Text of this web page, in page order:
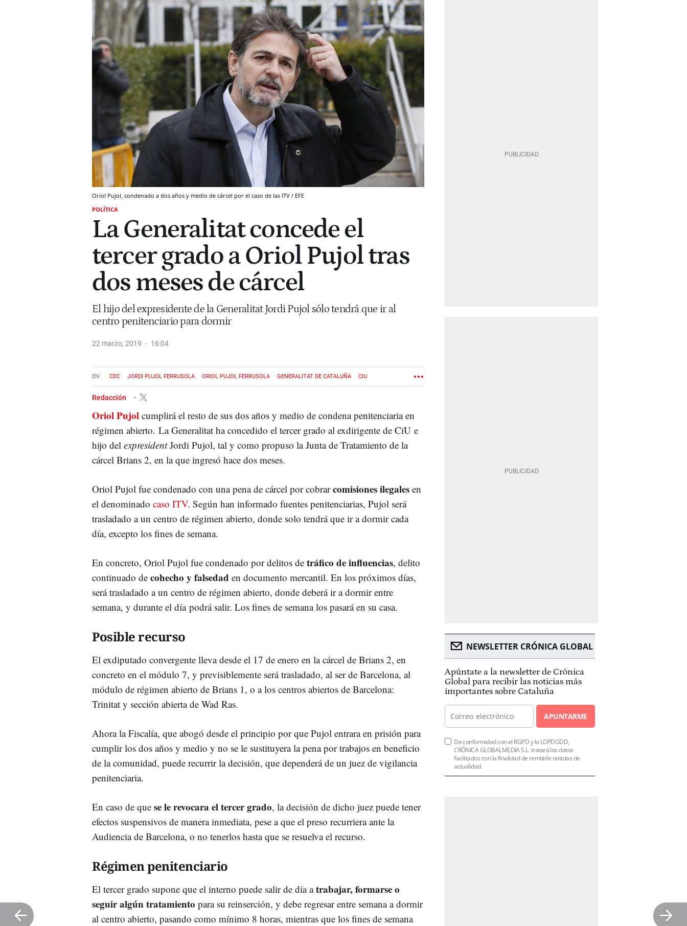
Oriol Pujol, condenado a dos años y medio de cárcel por el caso de las ITV / EFE
POLÍTICA
La Generalitat concede el
tercer grado a Oriol Pujol tras
dos meses de cárcel
El hijo del expresidente de la Generalitat Jordi Pujol sólo tendrá que ir al
centro penitenciario para dormir
22 marzo, 2019 16:04
CDC JORDI PUJOL FERRUSOLA ORIOL PUJOL FERRUSOLA GENERALITAT DE CATALUÑA CIU
Redacción
Oriol Pujol cumplirá el resto de sus dos años y medio de condena penitenciaria en
régimen abierto. La Generalitat ha concedido el tercer grado al exdirigente de CiU e
hijo del expresidentJordi Pujol, tal y como propuso la Junta de Tratamiento de la
cárcel Brians 2, en la que ingresó hace dos meses.
Oriol Pujol fue condenado con una pena de cárcel por cobrarcomisiones ilegales en
el denominado caso ITV. Según han informado fuentes penitenciarias, Pujol será
trasladado a un centro de régimen abierto, donde solo tendrá que ir a dormir cada
día, excepto los fines de semana.
En concreto, Oriol Pujol fue condenado por delitos de tráfico de influencias, delito
continuado de cohecho y falsedad en documento mercantil. En los próximos días,
será trasladado a un centro de régimen abierto, donde deberá ir a dormir entre
semana, y durante el día podrá salir. Los fines de semana los pasará en su casa.
Posible recurso
El exdiputado convergente lleva desde el 17 de enero en la cárcel de Brians 2, en
concreto en el módulo 7, y previsiblemente será trasladado, al ser de Barcelona, al
módulo de régimen abierto de Brians 1, o a los centros abiertos de Barcelona:
Trinitat y sección abierta de Wad Ras.
Ahora la Fiscalía, que abogó desde el principio por que Pujol entrara en prisión para
cumplir los dos años y medio y no se le sustituyera la pena por trabajos en beneficio
de la comunidad, puede recurrir la decisión, que dependerá de un juez de vigilancia
penitenciaria.
En caso de que se le revocara el tercer grado, la decisión de dicho juez puede tener
efectos suspensivos de manera inmediata, pese a que el preso recurriera ante la
Audiencia de Barcelona, o no tenerlos hasta que se resuelva el recurso.
Régimen penitenciario
El tercer grado supone que el interno puede salir de día atrabajar, formarse o
seguir algún tratamiento para su reinserción, y debe regresar entre semana a dormir
al centro abierto, pasando como mínimo 8 horas, mientras que los fines de semana
NEWSLETTER CRÓNICA GLOBAL
Apúntate a la newsletter de Crónica
Global para recibir las noticias más
importantes sobre Cataluña
APUNTARME
De conformidad con el RGPD y la LOPDGDD,
CRÓNICA GLOBALMEDIA S.L. tratará los datos
facilitados con la finalidad de remitirle noticias de
actualidad.